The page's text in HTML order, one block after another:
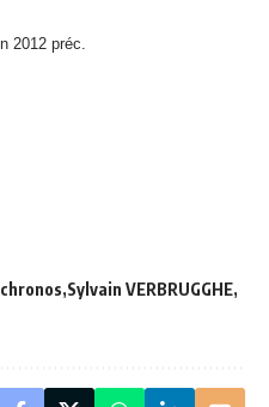
2012 préc.
chronos Sylvain VERBRUGGHE